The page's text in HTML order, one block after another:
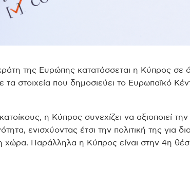
της Ευρώπης κατατάσσεται η Κύπρος σε
τα στοιχεία που δημοσιεύει το Ευρωπαϊκό
η Κύπρος συνεχίζει να αξιοποιεί
ενισχύοντας έτσι την πολιτική της για
χώρα. Παράλληλα η Κύπρος είναι στην 4η